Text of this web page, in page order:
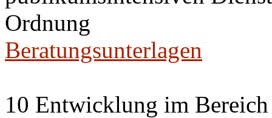
Ordnung
Beratungsunterlagen
10 Entwicklung im